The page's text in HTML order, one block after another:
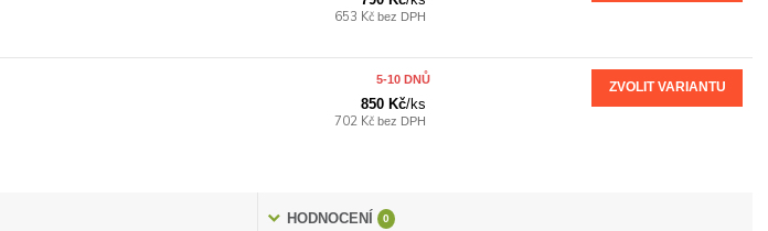
653 Kč bez DPH
850 Kč/ks
702 Kč bez DPH
5-10 DNŮ
ZVOLIT VARIANTU
HODNOCENÍ 0